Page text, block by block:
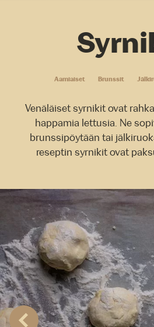
Aamiaiset Brunssit
Venäläiset syrnikit ovat
happamia lettusia. Ne
brunssipöytään tai
reseptin syrnikit ovat